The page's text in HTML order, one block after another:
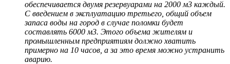
обеспечивается двумя резервуарами на 2000 м3 каждый.
С введением в эксплуатацию третьего, общий объем
запаса воды на город в случае поломки будет
составлять 6000 м3. Этого объема жителям и
промышленным предприятиям должно хватить
примерно на 10 часов, а за это время можно устранить
аварию.